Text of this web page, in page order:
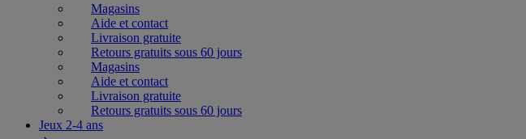
Magasins
Aide et contact
Livraison gratuite
Retours gratuits sous 60 jours
Magasins
Aide et contact
Livraison gratuite
Retours gratuits sous 60 jours
Jeux 2-4 ans